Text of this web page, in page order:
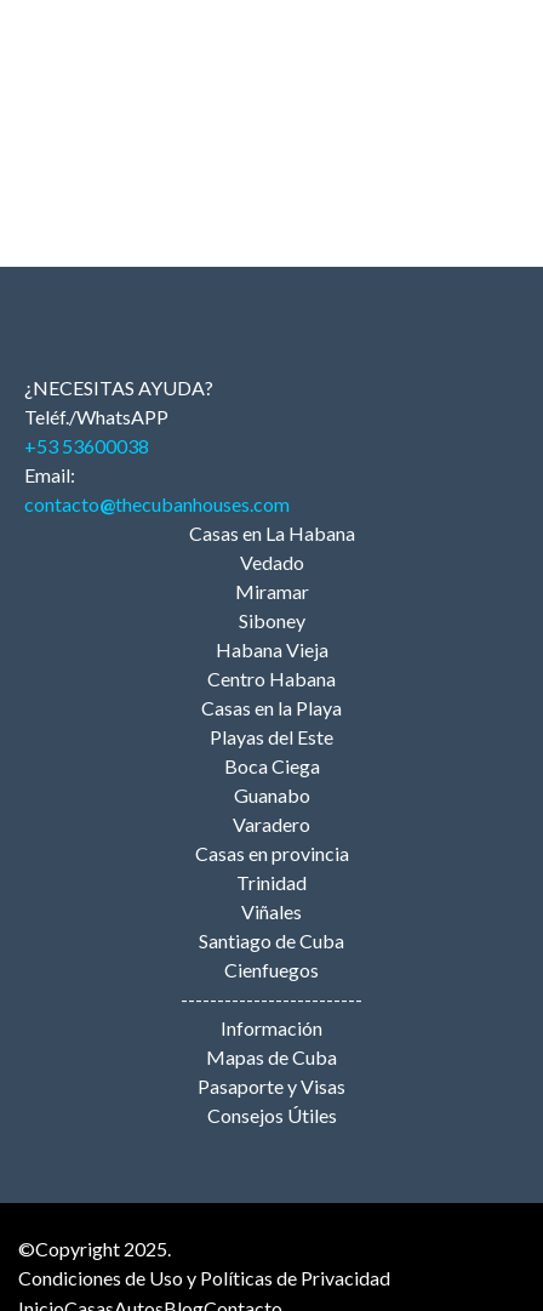
¿NECESITAS AYUDA?
Teléf./WhatsAPP
+53 53600038
Email:
contacto@thecubanhouses.com
Casas en La Habana
Vedado
Miramar
Siboney
Habana Vieja
Centro Habana
Casas en la Playa
Playas del Este
Boca Ciega
Guanabo
Varadero
Casas en provincia
Trinidad
Viñales
Santiago de Cuba
Cienfuegos
-------------------------
Información
Mapas de Cuba
Pasaporte y Visas
Consejos Útiles
©Copyright 2025.
Condiciones de Uso y Políticas de Privacidad